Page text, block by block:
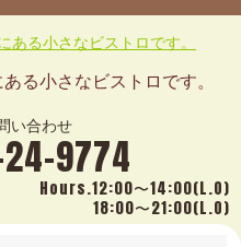
る小さなビストロです。
い合わせ
9774
Hours.12:00〜14:00(L.O)
18:00〜21:00(L.O)